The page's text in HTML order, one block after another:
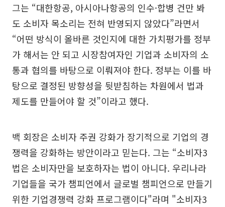
그는 “대한항공, 아시아나항공의 인수·합병 건만 봐
도 소비자 목소리는 전혀 반영되지 않았다”라면서
“어떤 방식이 올바른 것인지에 대한 가치평가를 정부
가 해서는 안 되고 시장참여자인 기업과 소비자의 소
통과 협의를 바탕으로 이뤄져야 한다. 정부는 이를 바
탕으로 결정된 방향성을 뒷받침하는 차원에서 법과
제도를 만들어야 할 것”이라고 했다.
백 회장은 소비자 주권 강화가 장기적으로 기업의 경
쟁력을 강화하는 방안이라고 믿는다. 그는 “소비자3
법은 소비자만을 보호하자는 법이 아니다. 우리나라
기업들을 국가 챔피언에서 글로벌 챔피언으로 만들기
위한 기업경쟁력 강화 프로그램이다"라며 "소비자3